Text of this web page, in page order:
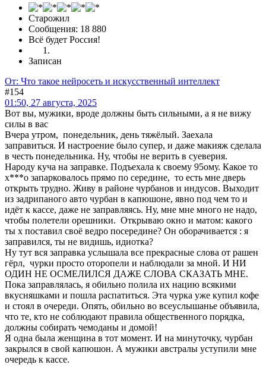
Старожил
Сообщения: 18 880
Всё будет Россия!
Записан
От: Что такое нейросеть и искусственный интеллект
#154
01:50, 27 августа, 2025
Вот вы, мужики, вроде должны быть сильными, а я не вижу
силы в вас
Вчера утром, понедельник, день тяжёлый. Заехала
заправиться. И настроение было супер, и даже макияж сделала
в честь понедельника. Ну, чтобы не верить в суеверия.
Народу куча на заправке. Подъехала к своему 95ому. Какое то
х***о запарковалось прямо по середине, то есть мне дверь
открыть трудно. Живу в районе чурбанов и индусов. Выходит
из задрипаного авто чурбан в капюшоне, явно под чем то и
идёт к кассе, даже не заправляясь. Ну, мне мне много не надо,
чтобы полетели орешники. Открываю окно и матом: какого
ты х поставил своё ведро посередине? Он оборачивается : я
заправился, ты не видишь, идиотка?
Ну тут вся заправка услышала все прекрасные слова от рашен
гёрл, чурки просто оторопели и наблюдали за мной. И НИ
ОДИН НЕ ОСМЕЛИЛСЯ ДАЖЕ СЛОВА СКАЗАТЬ МНЕ.
Пока заправлялась, я обильно полила их нацию всякими
вкусняшками и пошла распатиться. Эта чурка уже купил кофе
и стоял в очереди. Опять, обильно во всеуслышанье объявила,
что те, кто не соблюдают правила общественного порядка,
должны собирать чемоданы и домой!
Я одна была женщина в тот момент. И на минуточку, чурбан
закрылся в свой капюшон. А мужики австралы уступили мне
очередь к кассе.